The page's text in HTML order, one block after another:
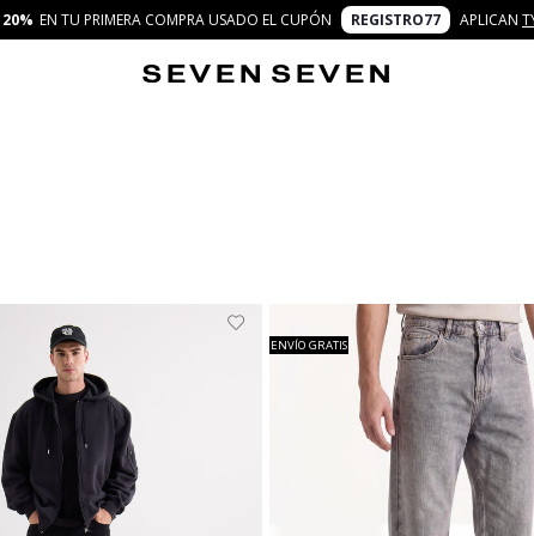
20% EN TU PRIMERA COMPRA USADO EL CUPÓN REGISTRO77 APLICAN
ENVÍO GRATIS